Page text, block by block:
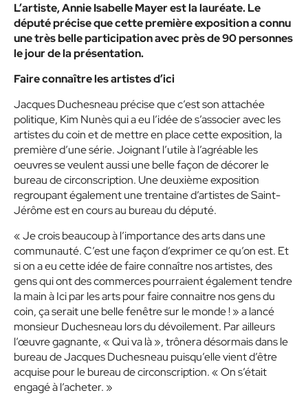
L’artiste, Annie Isabelle Mayer est la lauréate. Le
député précise que cette première exposition a connu
une très belle participation avec près de 90 personnes
le jour de la présentation.
Faire connaître les artistes d’ici
Jacques Duchesneau précise que c’est son attachée
politique, Kim Nunès qui a eu l’idée de s’associer avec les
artistes du coin et de mettre en place cette exposition, la
première d’une série. Joignant l’utile à l’agréable les
oeuvres se veulent aussi une belle façon de décorer le
bureau de circonscription. Une deuxième exposition
regroupant également une trentaine d’artistes de Saint-
Jérôme est en cours au bureau du député.
« Je crois beaucoup à l’importance des arts dans une
communauté. C’est une façon d’exprimer ce qu’on est. Et
si on a eu cette idée de faire connaître nos artistes, des
gens qui ont des commerces pourraient également tendre
la main à Ici par les arts pour faire connaitre nos gens du
coin, ça serait une belle fenêtre sur le monde ! » a lancé
monsieur Duchesneau lors du dévoilement. Par ailleurs
l’œuvre gagnante, « Qui va là », trônera désormais dans le
bureau de Jacques Duchesneau puisqu’elle vient d’être
acquise pour le bureau de circonscription. « On s’était
engagé à l’acheter. »